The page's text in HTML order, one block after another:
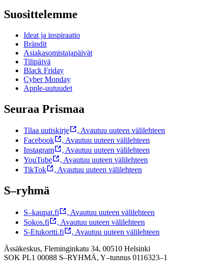
Suosittelemme
Ideat ja inspiraatio
Brändit
Asiakasomistajapäivät
Tilipäivä
Black Friday
Cyber Monday
Apple-uutuudet
Seuraa Prismaa
Tilaa uutiskirje , Avautuu uuteen välilehteen
Facebook
, Avautuu uuteen välilehteen
Instagram
, Avautuu uuteen välilehteen
YouTube
, Avautuu uuteen välilehteen
TikTok
, Avautuu uuteen välilehteen
S–ryhmä
S–kaupat.fi , Avautuu uuteen välilehteen
Sokos.fi
, Avautuu uuteen välilehteen
S-Etukortti.fi
, Avautuu uuteen välilehteen
Ässäkeskus, Fleminginkatu 34, 00510 Helsinki
SOK PL1 00088 S–RYHMÄ, Y–tunnus 0116323–1